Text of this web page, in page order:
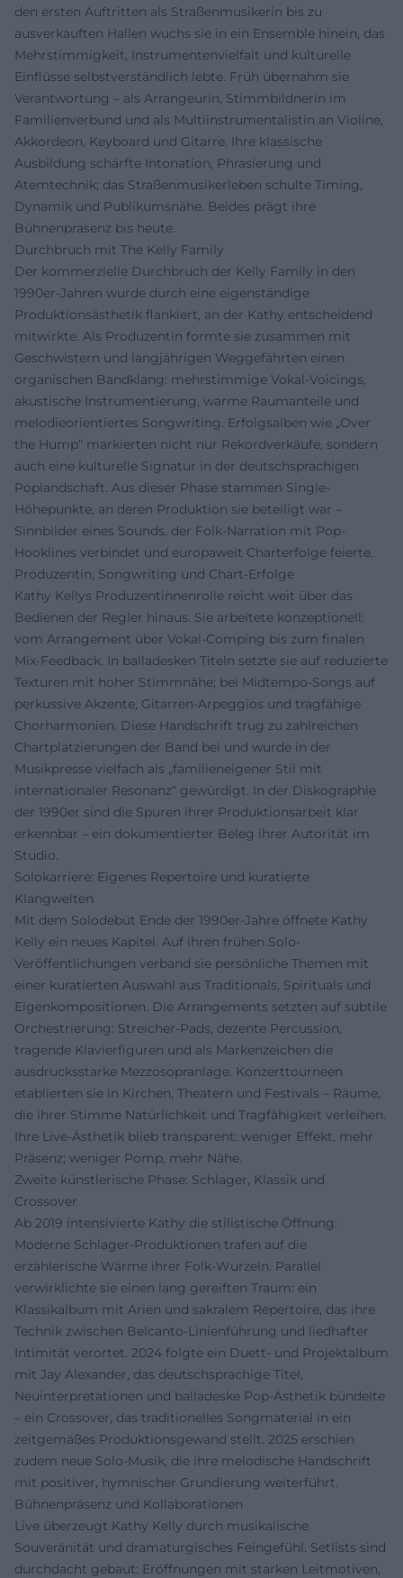
den ersten Auftritten als Straßenmusikerin bis zu
ausverkauften Hallen wuchs sie in ein Ensemble hinein, das
Mehrstimmigkeit, Instrumentenvielfalt und kulturelle
Einflüsse selbstverständlich lebte. Früh übernahm sie
Verantwortung – als Arrangeurin, Stimmbildnerin im
Familienverbund und als Multiinstrumentalistin an Violine,
Akkordeon, Keyboard und Gitarre. Ihre klassische
Ausbildung schärfte Intonation, Phrasierung und
Atemtechnik; das Straßenmusikerleben schulte Timing,
Dynamik und Publikumsnähe. Beides prägt ihre
Bühnenpräsenz bis heute.
Durchbruch mit The Kelly Family
Der kommerzielle Durchbruch der Kelly Family in den
1990er-Jahren wurde durch eine eigenständige
Produktionsästhetik flankiert, an der Kathy entscheidend
mitwirkte. Als Produzentin formte sie zusammen mit
Geschwistern und langjährigen Weggefährten einen
organischen Bandklang: mehrstimmige Vokal-Voicings,
akustische Instrumentierung, warme Raumanteile und
melodieorientiertes Songwriting. Erfolgsalben wie „Over
the Hump“ markierten nicht nur Rekordverkäufe, sondern
auch eine kulturelle Signatur in der deutschsprachigen
Poplandschaft. Aus dieser Phase stammen Single-
Höhepunkte, an deren Produktion sie beteiligt war –
Sinnbilder eines Sounds, der Folk-Narration mit Pop-
Hooklines verbindet und europaweit Charterfolge feierte.
Produzentin, Songwriting und Chart-Erfolge
Kathy Kellys Produzentinnenrolle reicht weit über das
Bedienen der Regler hinaus. Sie arbeitete konzeptionell:
vom Arrangement über Vokal-Comping bis zum finalen
Mix-Feedback. In balladesken Titeln setzte sie auf reduzierte
Texturen mit hoher Stimmnähe; bei Midtempo-Songs auf
perkussive Akzente, Gitarren-Arpeggios und tragfähige
Chorharmonien. Diese Handschrift trug zu zahlreichen
Chartplatzierungen der Band bei und wurde in der
Musikpresse vielfach als „familieneigener Stil mit
internationaler Resonanz“ gewürdigt. In der Diskographie
der 1990er sind die Spuren ihrer Produktionsarbeit klar
erkennbar – ein dokumentierter Beleg ihrer Autorität im
Studio.
Solokarriere: Eigenes Repertoire und kuratierte
Klangwelten
Mit dem Solodebüt Ende der 1990er-Jahre öffnete Kathy
Kelly ein neues Kapitel. Auf ihren frühen Solo-
Veröffentlichungen verband sie persönliche Themen mit
einer kuratierten Auswahl aus Traditionals, Spirituals und
Eigenkompositionen. Die Arrangements setzten auf subtile
Orchestrierung: Streicher-Pads, dezente Percussion,
tragende Klavierfiguren und als Markenzeichen die
ausdrucksstarke Mezzosopranlage. Konzerttourneen
etablierten sie in Kirchen, Theatern und Festivals – Räume,
die ihrer Stimme Natürlichkeit und Tragfähigkeit verleihen.
Ihre Live-Ästhetik blieb transparent: weniger Effekt, mehr
Präsenz; weniger Pomp, mehr Nähe.
Zweite künstlerische Phase: Schlager, Klassik und
Crossover
Ab 2019 intensivierte Kathy die stilistische Öffnung:
Moderne Schlager-Produktionen trafen auf die
erzählerische Wärme ihrer Folk-Wurzeln. Parallel
verwirklichte sie einen lang gereiften Traum: ein
Klassikalbum mit Arien und sakralem Repertoire, das ihre
Technik zwischen Belcanto-Linienführung und liedhafter
Intimität verortet. 2024 folgte ein Duett- und Projektalbum
mit Jay Alexander, das deutschsprachige Titel,
Neuinterpretationen und balladeske Pop-Ästhetik bündelte
– ein Crossover, das traditionelles Songmaterial in ein
zeitgemäßes Produktionsgewand stellt. 2025 erschien
zudem neue Solo-Musik, die ihre melodische Handschrift
mit positiver, hymnischer Grundierung weiterführt.
Bühnenpräsenz und Kollaborationen
Live überzeugt Kathy Kelly durch musikalische
Souveränität und dramaturgisches Feingefühl. Setlists sind
durchdacht gebaut: Eröffnungen mit starken Leitmotiven,